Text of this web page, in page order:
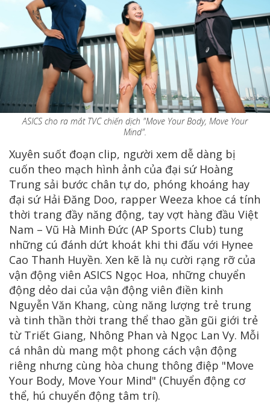
ASICS cho ra mắt TVC chiến dịch "Move Your Body, Move Your
Mind".
Xuyên suốt đoạn clip, người xem dễ dàng bị
cuốn theo mạch hình ảnh của đại sứ Hoàng
Trung sải bước chân tự do, phóng khoáng hay
đại sứ Hải Đăng Doo, rapper Weeza khoe cá tính
thời trang đầy năng động, tay vợt hàng đầu Việt
Nam – Vũ Hà Minh Đức (AP Sports Club) tung
những cú đánh dứt khoát khi thi đấu với Hynee
Cao Thanh Huyền. Xen kẽ là nụ cười rạng rỡ của
vận động viên ASICS Ngọc Hoa, những chuyển
động dẻo dai của vận động viên điền kinh
Nguyễn Văn Khang, cùng năng lượng trẻ trung
và tinh thần thời trang thể thao gần gũi giới trẻ
từ Triết Giang, Nhông Phan và Ngọc Lan Vy. Mỗi
cá nhân dù mang một phong cách vận động
riêng nhưng cùng hòa chung thông điệp "Move
Your Body, Move Your Mind" (Chuyển động cơ
thể, hú chuyển động tâm trí).